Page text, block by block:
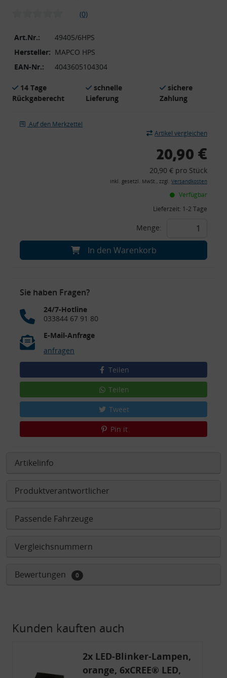
(0)
Art.Nr.:
49405/6HPS
Hersteller: MAPCO HPS
EAN-Nr.:
4043605104304
14 Tage
Rückgaberecht
schnelle
Lieferung
sichere
Zahlung
Auf den Merkzettel
Artikel vergleichen
20,90 €
20,90 € pro Stück
inkl. gesetzl. MwSt., zzgl. Versandkosten
Verfügbar
Lieferzeit: 1-2 Tage
Menge:
In den Warenkorb
Sie haben Fragen?
24/7-Hotline
033844 67 91 80
E-Mail-Anfrage
anfragen
Teilen
Teilen
Tweet
Pin it
Artikelinfo
Produktverantwortlicher
Passende Fahrzeuge
Vergleichsnummern
Bewertungen 0
Kunden kauften auch
2x LED-Blinker-Lampen,
orange, 6xCREE® LED,